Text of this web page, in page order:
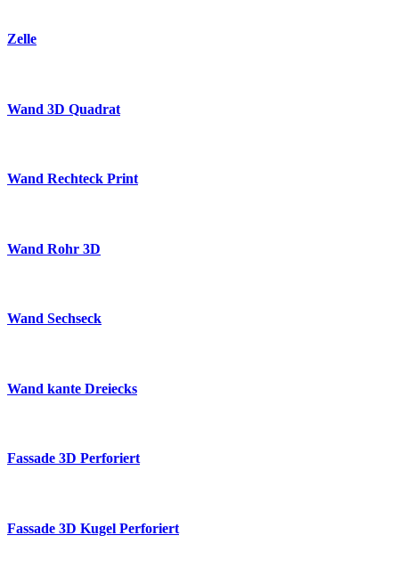
Zelle
Wand 3D Quadrat
Wand Rechteck Print
Wand Rohr 3D
Wand Sechseck
Wand kante Dreiecks
Fassade 3D Perforiert
Fassade 3D Kugel Perforiert